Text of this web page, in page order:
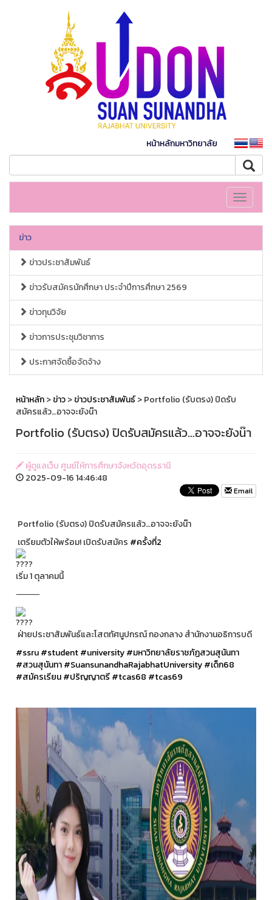
หน้าหลักมหาวิทยาลัย
Toggle
ข่าว
ข่าวประชาสัมพันธ์
ข่าวรับสมัครนักศึกษา ประจำปีการศึกษา 2569
ข่าวทุนวิจัย
ข่าวการประชุมวิชาการ
ประกาศจัดซื้อจัดจ้าง
หน้าหลัก>ข่าว>ข่าวประชาสัมพันธ์> Portfolio (รับตรง) ปิดรับ
สมัครแล้ว…อาจจะยังน๊า
Portfolio (รับตรง) ปิดรับสมัครแล้ว…อาจจะยังน๊า
ผู้ดูแลเว็บ ศูนย์ให้การศึกษาจังหวัดอุดรธานี
2025-09-16 14:46:48
Email
Portfolio (รับตรง) ปิดรับสมัครแล้ว…อาจจะยังน๊า
เตรียมตัวให้พร้อม! เปิดรับสมัคร #ครั้งที่2
เริ่ม 1 ตุลาคมนี้
⸻
ฝ่ายประชาสัมพันธ์และโสตทัศนูปกรณ์ กองกลาง สำนักงานอธิการบดี
#ssru#student#university#มหาวิทยาลัยราชภัฏสวนสุนันทา
#สวนสุนันทา#SuansunandhaRajabhatUniversity#เด็ก68
#สมัครเรียน#ปริญญาตรี#tcas68 #tcas69